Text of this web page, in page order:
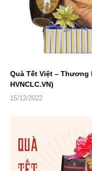
Quà Tết Việt –
HVNCLC.VN)
15/12/2022